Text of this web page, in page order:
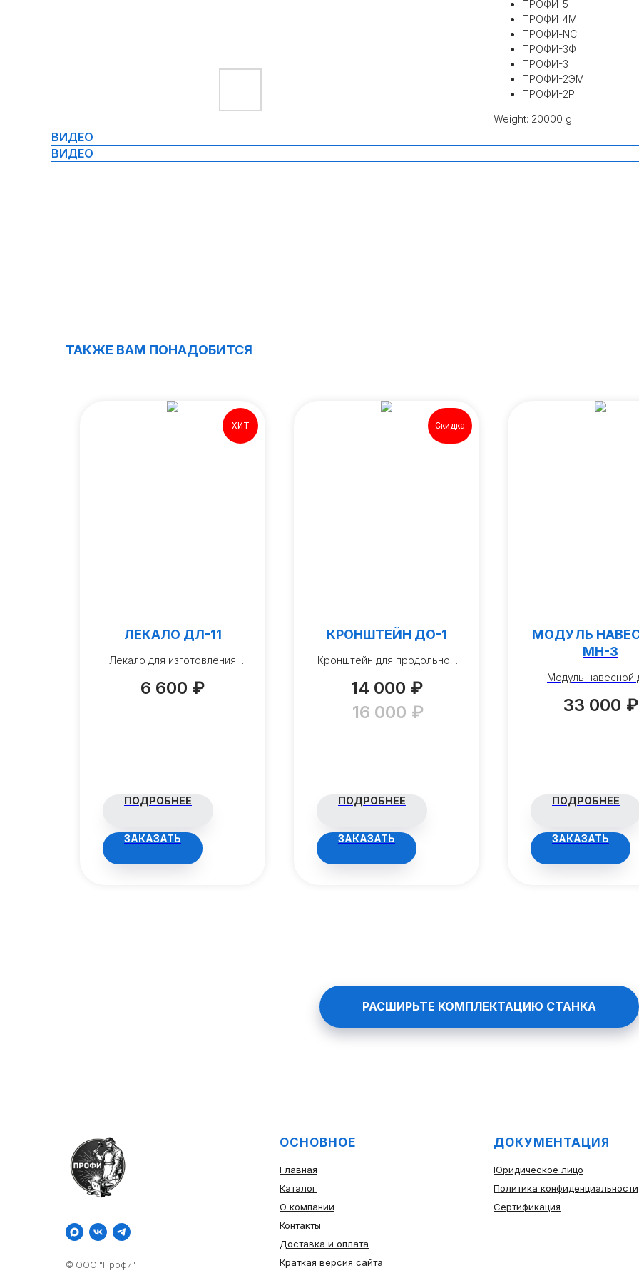
ПРОФИ-5
ПРОФИ-4М
ПРОФИ-NC
ПРОФИ-3Ф
ПРОФИ-3
ПРОФИ-2ЭМ
ПРОФИ-2Р
Weight: 20000 g
ВИДЕО
ВИДЕО
ТАКЖЕ ВАМ ПОНАДОБИТСЯ
ХИТ
ЛЕКАЛО ДЛ-11
Лекало для изготовления
размером 140x100 мм.
6 600 ₽
ПОДРОБНЕЕ
ЗАКАЗАТЬ
Скидка
КРОНШТЕЙН ДО-1
Кронштейн для продольной
«шишек».
14 000 ₽
16 000 ₽
ПОДРОБНЕЕ
ЗАКАЗАТЬ
МОДУЛЬ
МН-3
Модуль навесной
“ромбовидная” на
33 000 ₽
ПОДРОБНЕЕ
ЗАКАЗАТЬ
РАСШИРЬТЕ КОМПЛЕКТАЦИЮ СТАНКА
© ООО "Профи"
ОСНОВНОЕ
Главная
Каталог
О компании
Контакты
Доставка и оплата
Краткая версия сайта
ДОКУМЕНТАЦИЯ
Юридическое лицо
Политика конфиденциальности
Сертификация